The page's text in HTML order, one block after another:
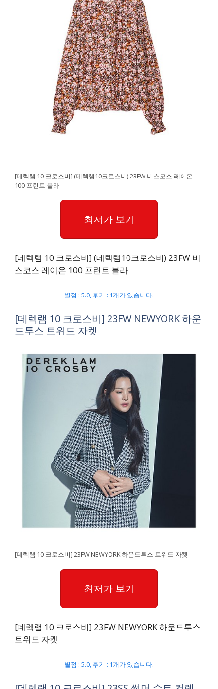
[데렉램 10 크로스비] (데렉램10크로스비) 23FW 비스코스 레이온
100 프린트 블라
최저가 보기
[데렉램 10 크로스비] (데렉램10크로스비) 23FW 비
스코스 레이온 100 프린트 블라
별점 : 5.0, 후기 : 1개가 있습니다.
[데렉램 10 크로스비] 23FW NEWYORK 하운
드투스 트위드 자켓
[데렉램 10 크로스비] 23FW NEWYORK 하운드투스 트위드 자켓
최저가 보기
[데렉램 10 크로스비] 23FW NEWYORK 하운드투스
트위드 자켓
별점 : 5.0, 후기 : 1개가 있습니다.